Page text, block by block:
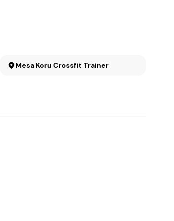
Mesa Koru Crossfit Trainer